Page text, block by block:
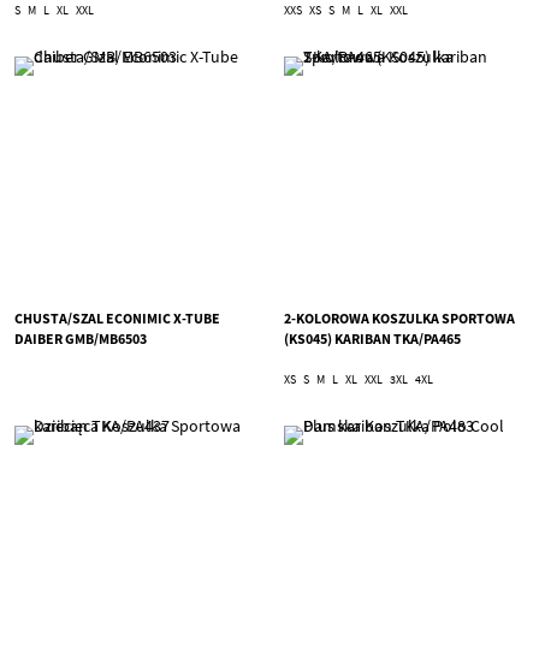
S M L XL XXL XXS XS S M L XL XXL
CHUSTA/SZAL ECONIMIC X-TUBE
DAIBER GMB/MB6503
2-KOLOROWA KOSZULKA SPORTOWA
(KS045) KARIBAN TKA/PA465
XS S M L XL XXL 3XL 4XL